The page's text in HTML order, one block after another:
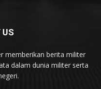
US
memberikan berita militer
dalam dunia militer serta